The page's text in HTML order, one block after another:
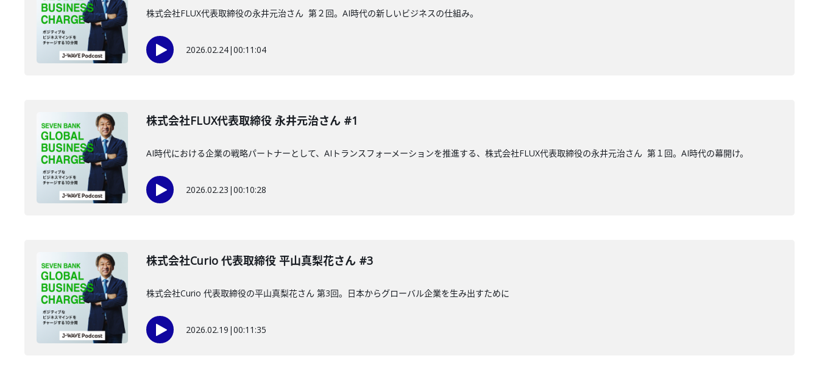
株式会社FLUX代表取締役の永井元治さん 第２回。AI時代の新しいビジネスの仕組み。
2026.02.24|00:11:04
株式会社FLUX代表取締役 永井元治さん #1
AI時代における企業の戦略パートナーとして、AIトランスフォーメーションを推進する、株式会社FLUX代表取締役の永井元治さん 第１回。AI時代の幕開け。
2026.02.23 |00:10:28
株式会社Curio 代表取締役 平山真梨花さん #3
株式会社Curio 代表取締役の平山真梨花さん 第3回。日本からグローバル企業を生み出すために
2026.02.19 |00:11:35